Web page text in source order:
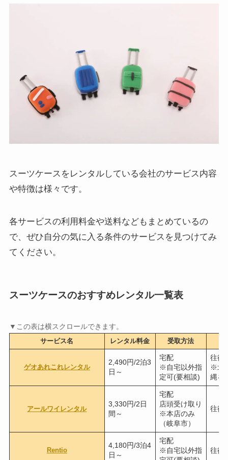
スーツケースをレンタルしている会社のサービス内容
や特徴は様々です。
各サービスの利用料金や送料などもまとめているの
で、ぜひ自分の気に入る条件のサービスを見つけてみ
てください。
スーツケースのおすすめレンタル一覧表
サービス名 レンタル料金 受取方法
ゲオあれこれレンタル
2,490円/2泊3
日～
宅配
※自宅以外指
定可(要相談)
往復
※北
縄を
アールワイレンタル
3,330円/2日
間～
宅配
店頭受け取り
※本店のみ
（岐阜市）
往復
Rentio
4,180円/3泊4
日～
宅配
※自宅以外指
往復